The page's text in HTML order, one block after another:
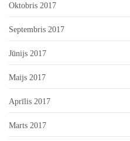
Oktobris 2017
Septembris 2017
Jūnijs 2017
Maijs 2017
Aprīlis 2017
Marts 2017